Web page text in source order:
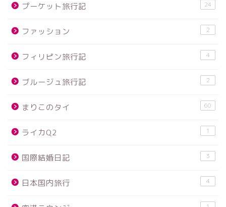
プーケット旅行記 24
ファッション 2
フィリピン旅行記 4
ブルージュ旅行記 2
まりこのタイ 60
ライカQ2 1
国際結婚日記 3
日本国内旅行 4